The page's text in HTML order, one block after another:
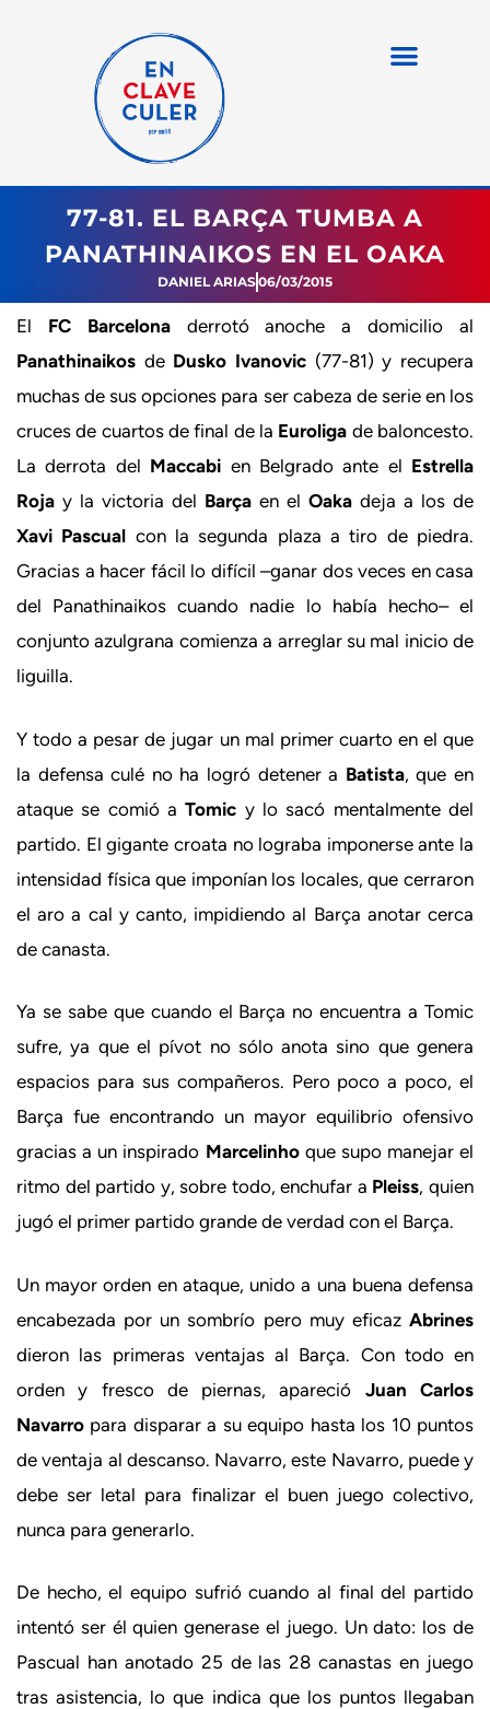
77-81. EL BARÇA TUMBA A
PANATHINAIKOS EN EL OAKA
DANIEL ARIAS06/03/2015
El FC Barcelonaderrotó anoche a domicilio al
Panathinaikos de Dusko Ivanovic (77-81) y recupera
muchas de sus opciones para ser cabeza de serie en los
cruces de cuartos de final de la Euroliga de baloncesto.
La derrota del Maccabi en Belgrado ante el Estrella
Roja y la victoria del Barça en el Oaka deja a los de
Xavi Pascual con la segunda plaza a tiro de piedra.
Gracias a hacer fácil lo difícil –ganar dos veces en casa
del Panathinaikos cuando nadie lo había hecho– el
conjunto azulgrana comienza a arreglar su mal inicio de
liguilla.
Y todo a pesar de jugar un mal primer cuarto en el que
la defensa culé no ha logró detener a Batista, que en
ataque se comió aTomic y lo sacó mentalmente del
partido. El gigante croata no lograba imponerse ante la
intensidad física que imponían los locales, que cerraron
el aro a cal y canto, impidiendo al Barça anotar cerca
de canasta.
Ya se sabe que cuando el Barça no encuentra a Tomic
sufre, ya que el pívot no sólo anota sino que genera
espacios para sus compañeros. Pero poco a poco, el
Barça fue encontrando un mayor equilibrio ofensivo
gracias a un inspirado Marcelinhoque supo manejar el
ritmo del partido y, sobre todo, enchufar a Pleiss, quien
jugó el primer partido grande de verdad con el Barça.
Un mayor orden en ataque, unido a una buena defensa
encabezada por un sombrío pero muy eficaz Abrines
dieron las primeras ventajas al Barça. Con todo en
orden y fresco de piernas, apareció Juan Carlos
Navarro para disparar a su equipo hasta los 10 puntos
de ventaja al descanso. Navarro, este Navarro, puede y
debe ser letal para finalizar el buen juego colectivo,
nunca para generarlo.
De hecho, el equipo sufrió cuando al final del partido
intentó ser él quien generase el juego. Un dato: los de
Pascual han anotado 25 de las 28 canastas en juego
tras asistencia, lo que indica que los puntos llegaban